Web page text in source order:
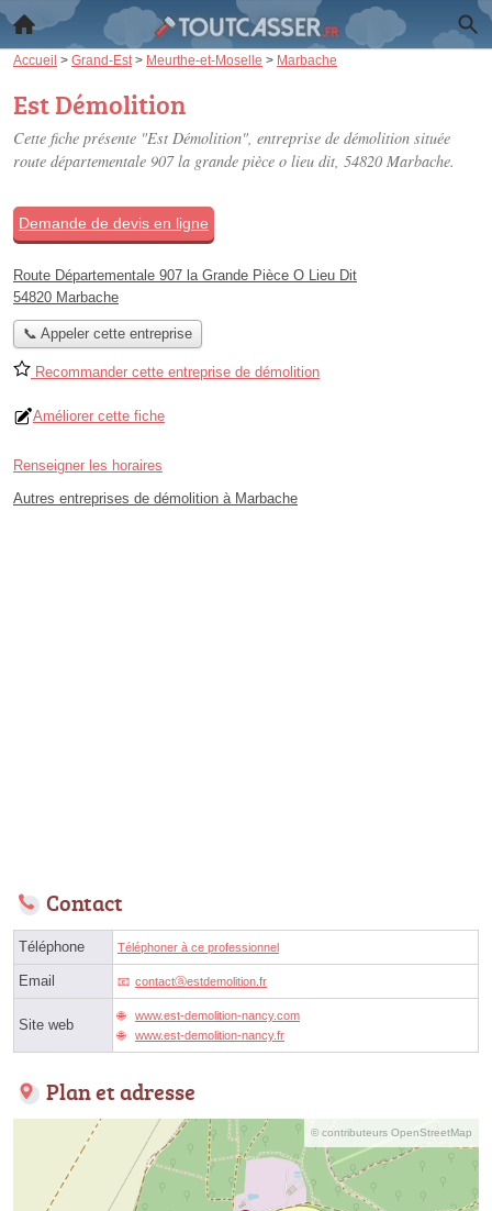
Accueil > Grand-Est > Meurthe-et-Moselle > Marbache
Est Démolition
Cette fiche présente "Est Démolition", entreprise de démolition située
route départementale 907 la grande pièce o lieu dit, 54820 Marbache.
Demande de devis en ligne
Route Départementale 907 la Grande Pièce O Lieu Dit
54820 Marbache
📞 Appeler cette entreprise
Recommander cette entreprise de démolition
Améliorer cette fiche
Renseigner les horaires
Autres entreprises de démolition à Marbache
Contact
Téléphone Téléphoner à ce professionnel
Email contactⓐestdemolition.fr
Site web
www.est-demolition-nancy.com
www.est-demolition-nancy.fr
Plan et adresse
© contributeurs OpenStreetMap